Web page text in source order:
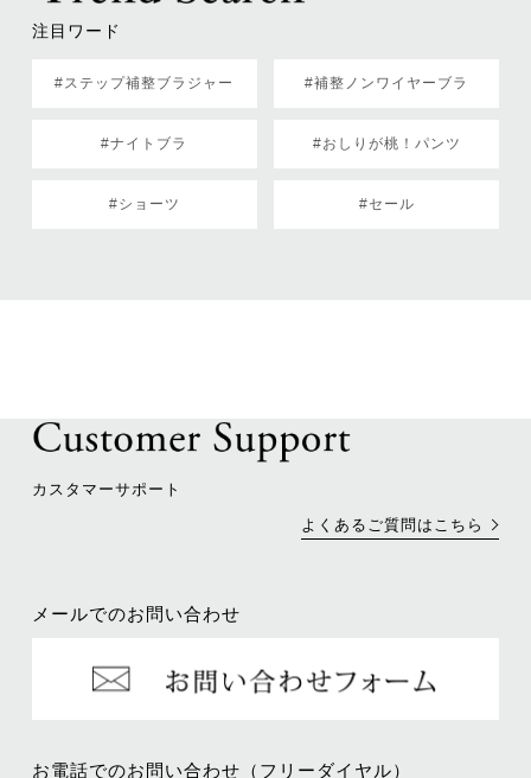
注目ワード
#ステップ補整ブラジャー #補整ノンワイヤーブラ
#ナイトブラ #おしりが桃！パンツ
#ショーツ #セール
カスタマーサポート
よくあるご質問はこちら
メールでのお問い合わせ
お電話でのお問い合わせ（フリーダイヤル）